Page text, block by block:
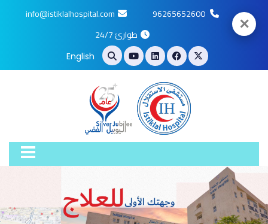
96265652600
info@istiklalhospital.com
طوارئ 24/7
English
✕